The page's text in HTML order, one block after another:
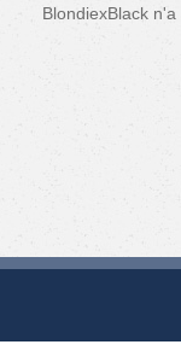
BlondiexBlack